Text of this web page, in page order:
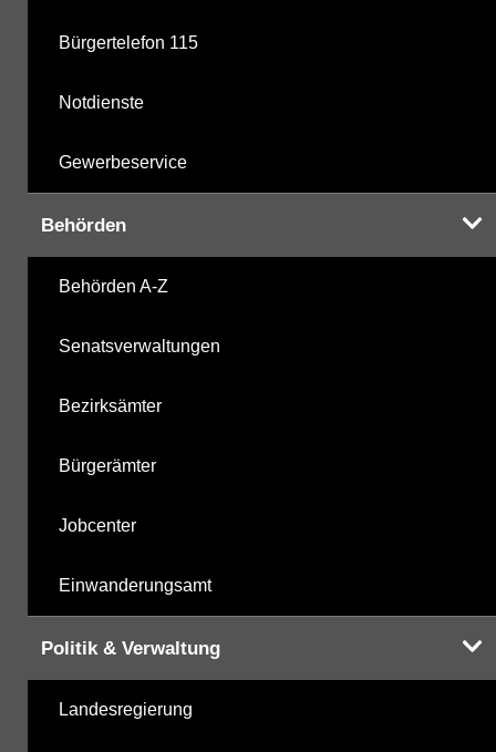
Bürgertelefon 115
Notdienste
Gewerbeservice
Behörden
Behörden A-Z
Senatsverwaltungen
Bezirksämter
Bürgerämter
Jobcenter
Einwanderungsamt
Politik & Verwaltung
Landesregierung